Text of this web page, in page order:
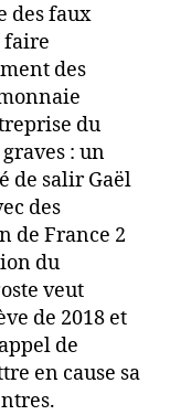
des faux
faire
des
du
: un
de salir Gaël
des
de France 2
du
veut
de 2018 et
de
en cause sa